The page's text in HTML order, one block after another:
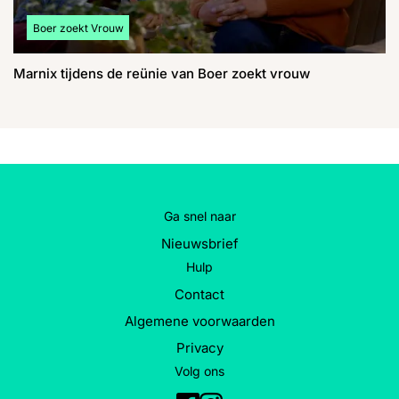
Bekijk meer artikelen over:
Boer zoekt Vrouw
Marnix tijdens de reünie van Boer zoekt vrouw
Ga snel naar
Nieuwsbrief
Hulp
Contact
Algemene voorwaarden
Privacy
Volg ons